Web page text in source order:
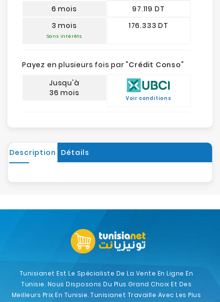
6 mois
3 mois
Sans intérêts
97.119 DT
176.333 DT
Payez en plusieurs fois par "Crédit Conso"
Jusqu'à
36 mois
Voir conditions
Description Détails
Tunisianet Est Le Spécialiste De La Vente En Ligne En
Tunisie. Nous Disposons Du Plus Grand Choix Et Des
Meilleurs Prix En Tunisie. Tunisianet Travaille Avec Les Plus